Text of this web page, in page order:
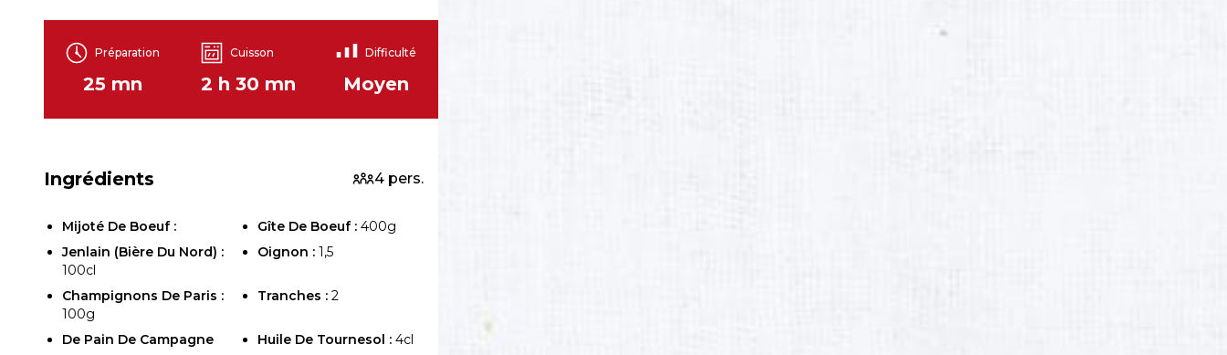
Préparation
25 mn
Cuisson
2 h 30 mn
Difficulté
Moyen
Ingrédients 4 pers.
Mijoté De Boeuf : Gîte De Boeuf : 400g
Jenlain (bière Du Nord) :
100cl
Oignon : 1,5
Champignons De Paris :
100g
Tranches : 2
De Pain De Campagne Huile De Tournesol : 4cl